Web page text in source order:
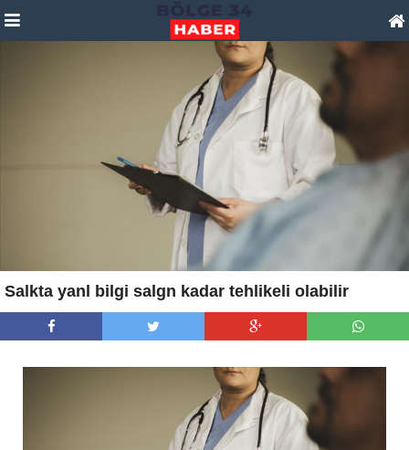
Salkta yanl bilgi salgn kadar tehlikeli olabilir